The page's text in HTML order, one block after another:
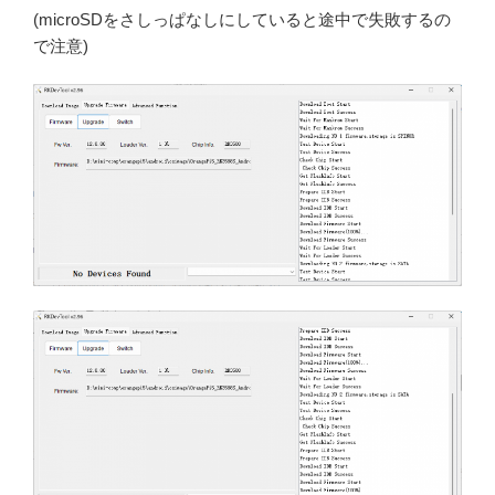
(microSDをさしっぱなしにしていると途中で失敗するの
で注意)